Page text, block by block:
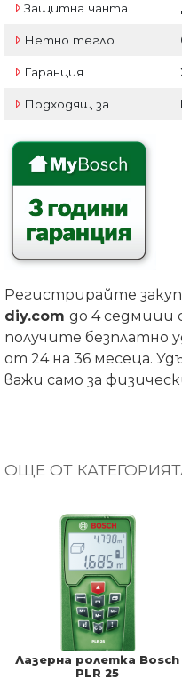
Защитна чанта
Нетно тегло
Гаранция
Подходящ за
Регистрирайте
diy.com до 4 седмици
получите безплатно
от 24 на 36 месеца.
важи само за
ОЩЕ ОТ
Лазерна ролетка Bosch
PLR 25